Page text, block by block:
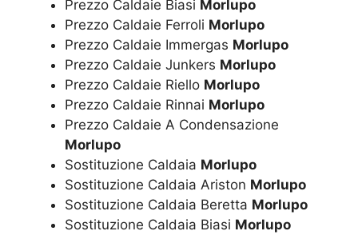
Prezzo Caldaie Biasi Morlupo
Prezzo Caldaie Ferroli Morlupo
Prezzo Caldaie Immergas Morlupo
Prezzo Caldaie Junkers Morlupo
Prezzo Caldaie Riello Morlupo
Prezzo Caldaie Rinnai Morlupo
Prezzo Caldaie A Condensazione
Morlupo
Sostituzione Caldaia Morlupo
Sostituzione Caldaia Ariston Morlupo
Sostituzione Caldaia Beretta Morlupo
Sostituzione Caldaia Biasi Morlupo